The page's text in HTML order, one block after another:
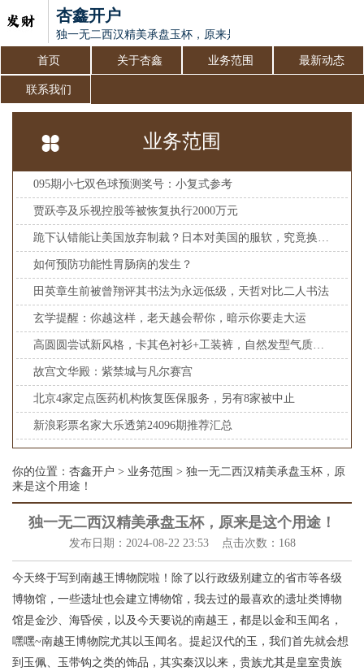
杏鑫开户
独一无二西汉精美承盘玉杯，原来是这个用途！
首页 关于杏鑫 业务范围 最新动态
联系我们
业务范围
095期小七双色球预测奖号：小复式参考
贾跃亭及乐视控股等被恢复执行2000万元
跪下认错能让美国放弃制裁？日本对美国的服软，究竟换回了什么？
如何预防功能性胃肠病的发生？
田英章生前被曾翔评其书法为永远低级，天哲对比二人书法
玄学提醒：你越这样，老天越会帮你，暗示你要走大运
高圆圆尝试新风格，卡其色衬衫+工装裤，自然发型气质满满
故宫文华殿：紫禁城与凡尔赛宫
北京4家定点医药机构恢复医保服务，另有8家被中止
新浪彩票名家大乐透第24096期推荐汇总
你的位置： 杏鑫开户 > 业务范围 > 独一无二西汉精美承盘玉杯，原
来是这个用途！
独一无二西汉精美承盘玉杯，原来是这个用途！
发布日期：2024-08-22 23:53 点击次数：168
今天终于写到南越王博物院啦！除了以行政级别建立的省市等各级
博物馆，一些遗址也会建立博物馆，我去过的最喜欢的遗址类博物
馆是金沙、海昏侯，以及今天要说的南越王，都是以金和玉闻名，
嘿嘿~南越王博物院尤其以玉闻名。提起汉代的玉，我们首先就会想
到玉佩、玉带钩之类的饰品，其实秦汉以来，贵族尤其是皇室贵族